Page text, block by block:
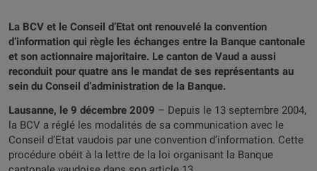
La BCV et le Conseil d’Etat ont renouvelé la convention
d’information qui règle les échanges entre la Banque cantonale
et son actionnaire majoritaire. Le canton de Vaud a aussi
reconduit pour quatre ans le mandat de ses représentants au
sein du Conseil d’administration de la Banque.
Lausanne, le 9 décembre 2009 – Depuis le 13 septembre 2004,
la BCV a réglé les modalités de sa communication avec le
Conseil d’Etat vaudois par une convention d’information. Cette
procédure obéit à la lettre de la loi organisant la Banque